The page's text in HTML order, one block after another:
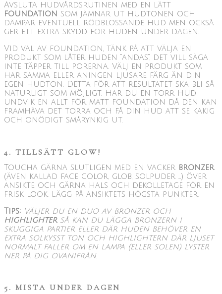
Avsluta hudvårdsrutinen med en lätt
foundation som jämnar ut hudtonen och
dämpar eventuell rödblossande hud men också
ger ett extra skydd för huden under dagen.
Vid val av foundation, tänk på att välja en
produkt som låter huden ”andas”, det vill säga
inte täpper till porerna. Välj en produkt som
har samma eller aningen ljusare färg än din
egen hudton. Detta för att resultatet ska bli så
naturligt som möjligt. Har du en torr hud,
undvik en allt för matt foundation då den kan
framhäva det torra och få din hud att se kakig
och onödigt smårynkig ut.
4. TILLSÄTT GLOW!
Toucha gärna slutligen med en vacker bronzer
(även kallad face color, glob, solpuder …) över
ansikte och gärna hals och dekolletage för en
frisk look. Lägg på ansiktets högsta punkter.
Tips: Väljer du en duo av bronzer och
highlighterså kan du lägga bronzern i
skuggiga partier eller där huden behöver en
extra solkysst ton och highlightern där ljuset
normalt faller om en lampa (eller solen) lyster
ner på dig ovanifrån.
5. MISTA UNDER DAGEN